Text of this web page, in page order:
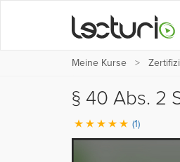
Meine Kurse
§ 40 Abs. 2
(1)